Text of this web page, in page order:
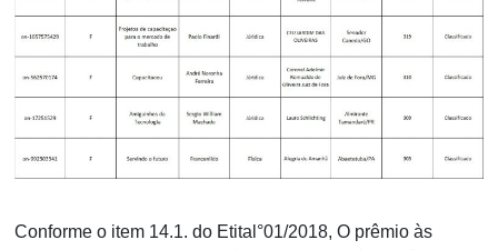
Conforme o item 14.1. do Etital°01/2018, O prêmio às